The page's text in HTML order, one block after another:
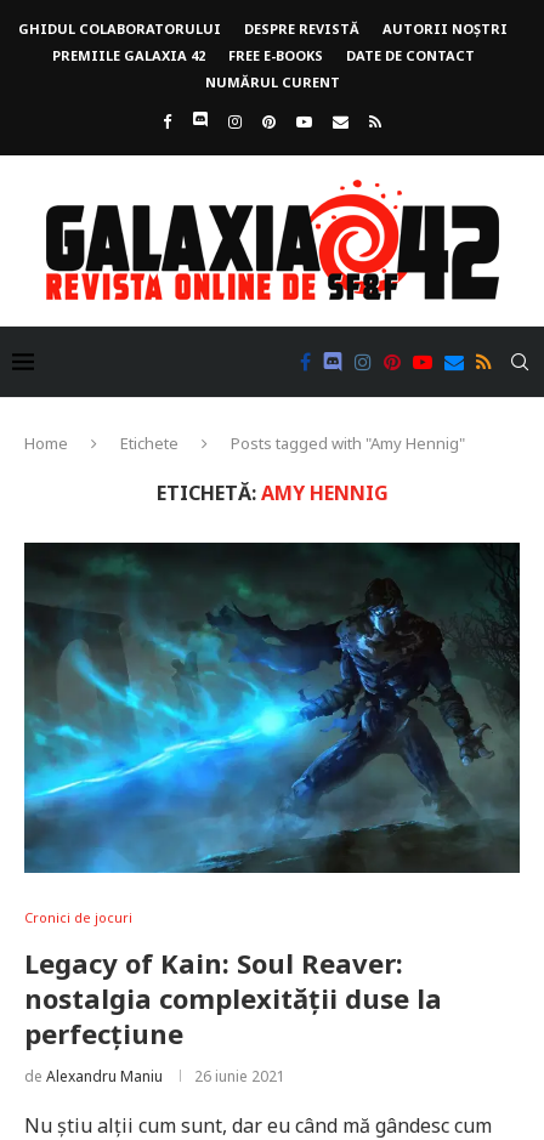
GHIDUL COLABORATORULUI DESPRE REVISTĂ
AUTORII NOȘTRI
PREMIILE GALAXIA 42
FREE E-BOOKS
DATE DE CONTACT
NUMĂRUL CURENT
Home Etichete Posts tagged with "Amy Hennig"
ETICHETĂ:AMY HENNIG
Cronici de jocuri
Legacy of Kain: Soul Reaver:
nostalgia complexității duse la
perfecțiune
de Alexandru Maniu 26 iunie 2021
Nu știu alții cum sunt, dar eu când mă gândesc cum